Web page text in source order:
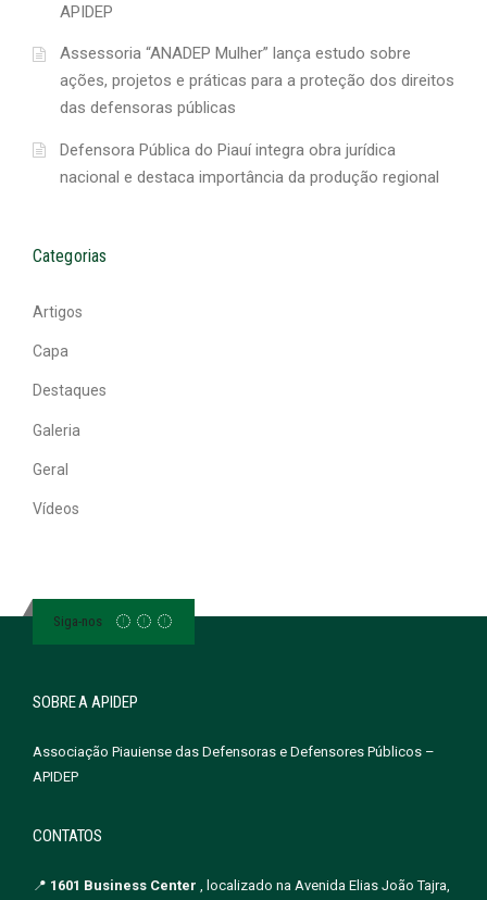
APIDEP
Assessoria “ANADEP Mulher” lança estudo sobre
ações, projetos e práticas para a proteção dos direitos
das defensoras públicas
Defensora Pública do Piauí integra obra jurídica
nacional e destaca importância da produção regional
Categorias
Artigos
Capa
Destaques
Galeria
Geral
Vídeos
Siga-nos
SOBRE A APIDEP
Associação Piauiense das Defensoras e Defensores Públicos –
APIDEP
CONTATOS
📍 1601 Business Center , localizado na Avenida Elias João Tajra,